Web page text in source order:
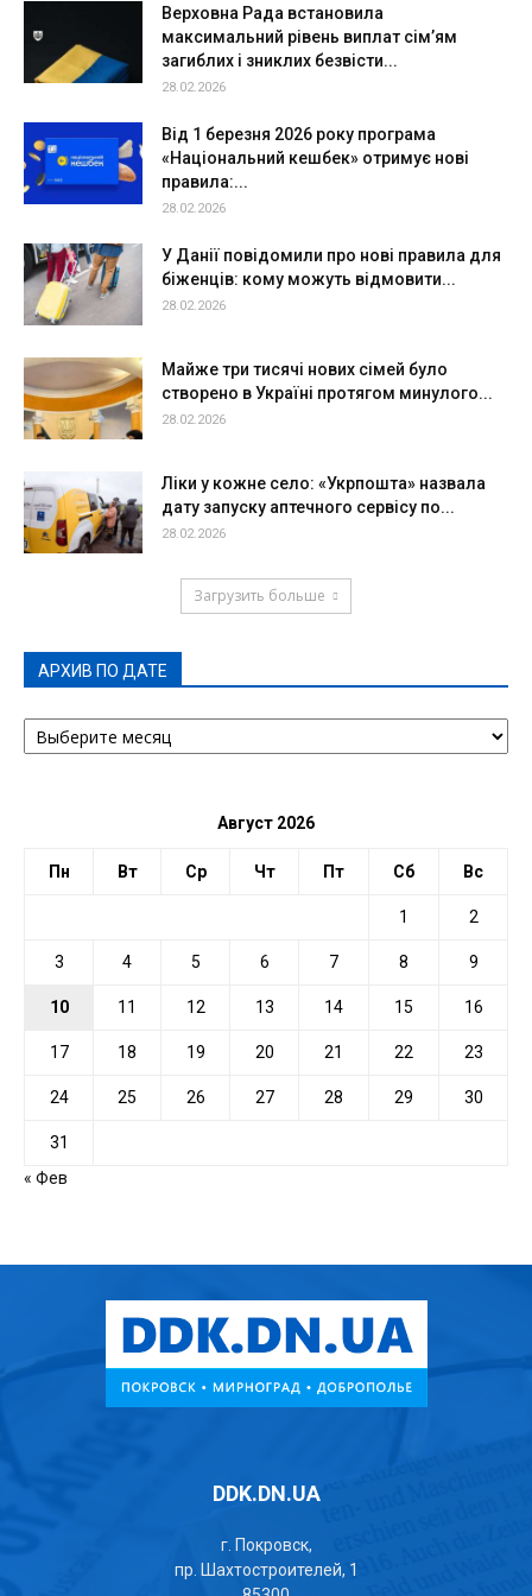
Верховна Рада встановила
максимальний рівень виплат сім’ям
загиблих і зниклих безвісти...
28.02.2026
Від 1 березня 2026 року програма
«Національний кешбек» отримує нові
правила:...
28.02.2026
У Данії повідомили про нові правила для
біженців: кому можуть відмовити...
28.02.2026
Майже три тисячі нових сімей було
створено в Україні протягом минулого...
28.02.2026
Ліки у кожне село: «Укрпошта» назвала
дату запуску аптечного сервісу по...
28.02.2026
Загрузить больше
АРХИВ ПО ДАТЕ
АРХИВ
ПО
Август 2026
Пн Вт Ср Чт Пт Сб Вс
1 2
3 4 5 6 7 8 9
10 11 12 13 14 15 16
17 18 19 20 21 22 23
24 25 26 27 28 29 30
31
« Фев
DDK.DN.UA
г. Покровск,
пр. Шахтостроителей, 1